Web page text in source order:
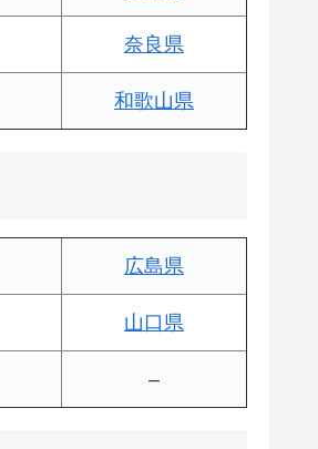
奈良県
和歌山県
広島県
山口県
–